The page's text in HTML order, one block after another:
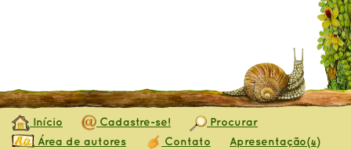
Início Cadastre-se!
Procurar
Área de autores
Contato Apresentação(4)